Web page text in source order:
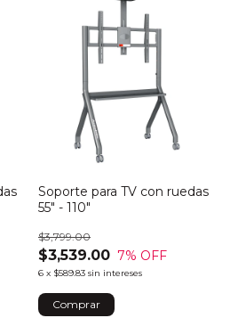
Soporte para TV con ruedas
55" - 110"
$3,539.00
$3,799.00
7% OFF
6 x $589.83 sin intereses